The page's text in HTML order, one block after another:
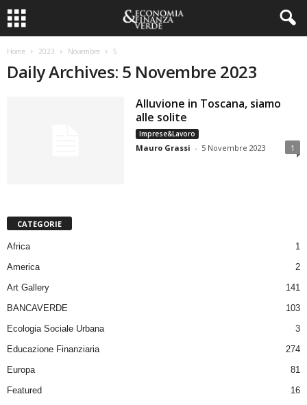
Home 2023 Novembre 5
Daily Archives: 5 Novembre 2023
Alluvione in Toscana, siamo
alle solite
Imprese&Lavoro
Mauro Grassi - 5 Novembre 2023 1
CATEGORIE
Africa
1
America
2
Art Gallery
141
BANCAVERDE
103
Ecologia Sociale Urbana
3
Educazione Finanziaria
274
Europa
81
Featured
16